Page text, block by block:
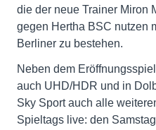
die der neue Trainer Miron
gegen Hertha BSC nutzen
Berliner zu bestehen.
Neben dem
auch UHD/HDR und in
Sky Sport auch alle
Spieltags live: den